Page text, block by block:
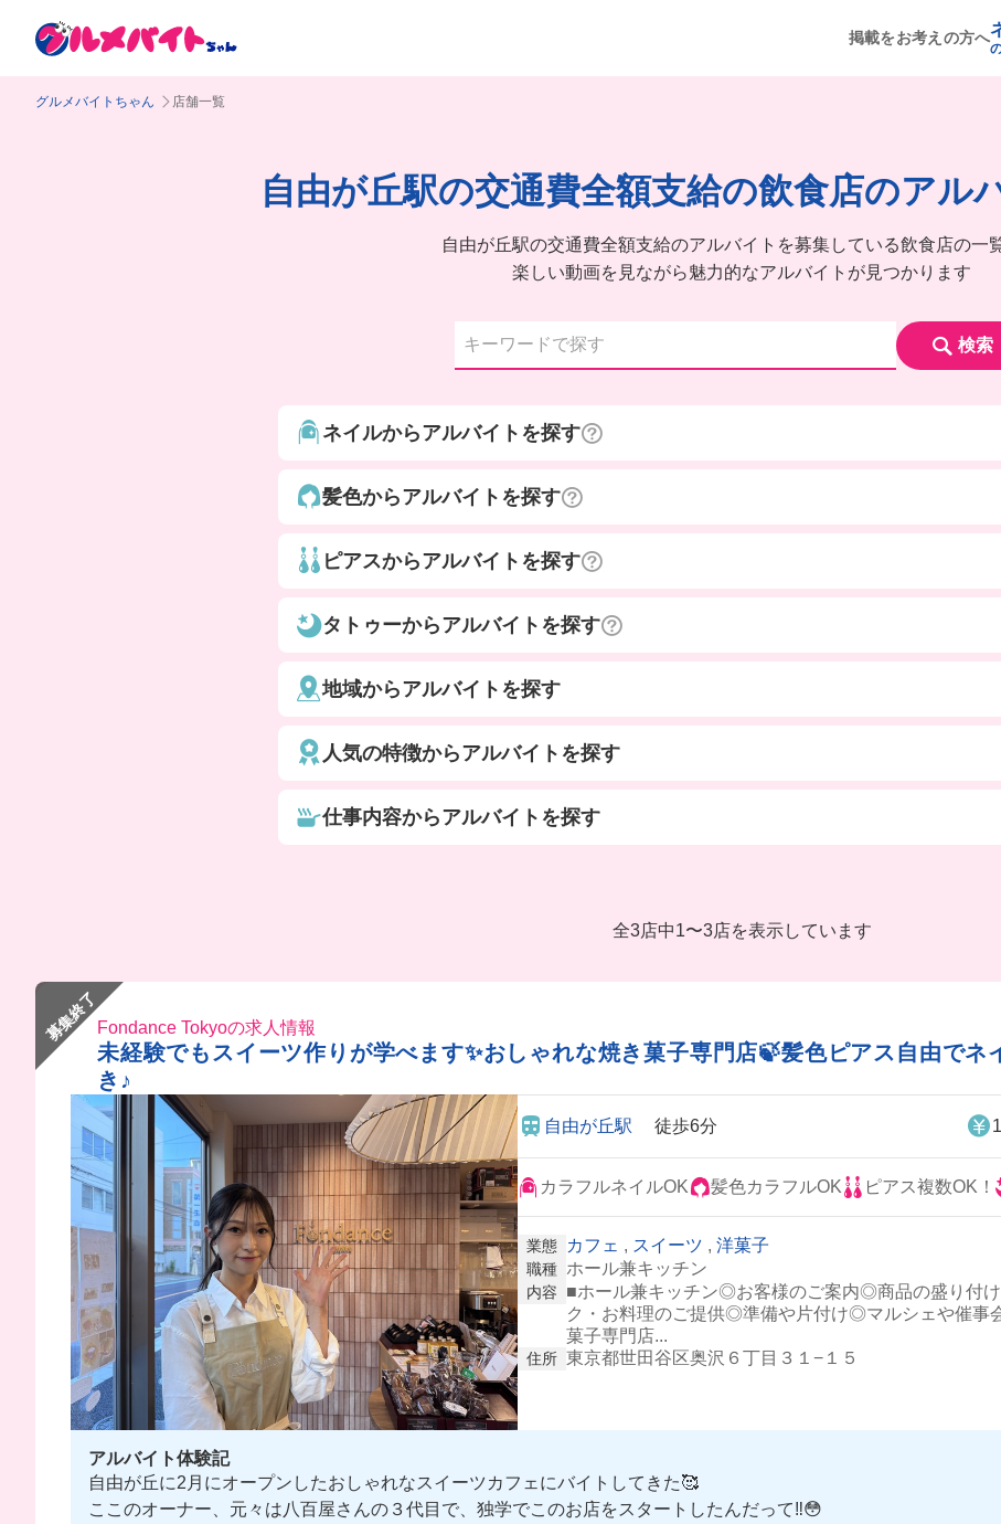
掲載をお考えの方へ
グルメバイトちゃん 店舗一覧
自由が丘駅の交通費全額支給の飲食店のアル
自由が丘駅の交通費全額支給のアルバイトを募集している飲食店の一
楽しい動画を見ながら魅力的なアルバイトが見つかります
検索
ネイルからアルバイトを探す
髪色からアルバイトを探す
ピアスからアルバイトを探す
タトゥーからアルバイトを探す
地域からアルバイトを探す
人気の特徴からアルバイトを探す
仕事内容からアルバイトを探す
全3店中1〜3店を表示しています
募集終了Fondance Tokyoの求人情報
未経験でもスイーツ作りが学べます✨おしゃれな焼き菓子専門店🍃髪色ピアス自由で
き♪
自由が丘駅 徒歩6分
カラフルネイルOK 髪色カラフルOK ピアス複数OK！
業態 カフェ , スイーツ , 洋菓子
職種 ホール兼キッチン
内容
■ホール兼キッチン◎お客様のご案内◎商品の盛り付
ク・お料理のご提供◎準備や片付け◎マルシェや催事
菓子専門店...
住所 東京都世田谷区奥沢６丁目３１−１５
アルバイト体験記
自由が丘に2月にオープンしたおしゃれなスイーツカフェにバイトしてきた🥰
ここのオーナー、元々は八百屋さんの３代目で、独学でこのお店をスタートしたんだって‼️😳